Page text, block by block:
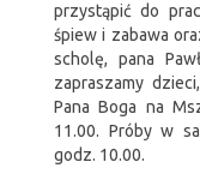
przystąpić do
śpiew i zabawa
scholę, pana
zapraszamy
Pana Boga na
11.00. Próby w
godz. 10.00.